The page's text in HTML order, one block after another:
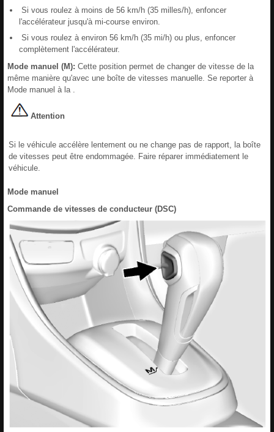
Si vous roulez à moins de 56 km/h (35 milles/h), enfoncer
l'accélérateur jusqu'à mi-course environ.
Si vous roulez à environ 56 km/h (35 mi/h) ou plus, enfoncer
complètement l'accélérateur.
Mode manuel (M): Cette position permet de changer de vitesse de la
même manière qu'avec une boîte de vitesses manuelle. Se reporter à
Mode manuel à la .
Attention
Si le véhicule accélère lentement ou ne change pas de rapport, la boîte
de vitesses peut être endommagée. Faire réparer immédiatement le
véhicule.
Mode manuel
Commande de vitesses de conducteur (DSC)